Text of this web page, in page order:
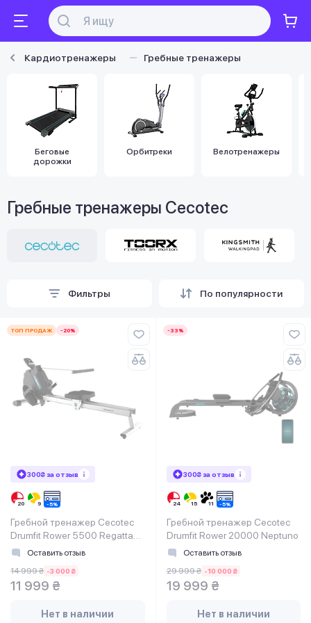
Кардиотренажеры Гребные тренажеры
Беговые
дорожки
Орбитреки Велотренажеры
Гребные тренажеры Cecotec
Фильтры По популярности
ТОП ПРОДАЖ -20%
300₴ за отзыв
Гребной тренажер Cecotec
Drumfit Rower 5500 Regatta
MaquinaОставить отзыв
14 999 ₴ -3 000 ₴
11 999 ₴
Нет в наличии
-33%
300₴ за отзыв
Гребной тренажер Cecotec
Drumfit Rower 20000 Neptuno
Оставить отзыв
29 999 ₴ -10 000 ₴
19 999 ₴
Нет в наличии